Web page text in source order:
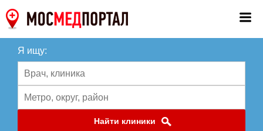
Я ищу:
Найти клиники